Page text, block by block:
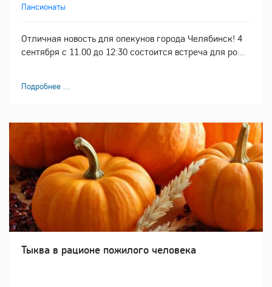
Пансионаты
Отличная новость для опекунов города Челябинск! 4
сентября с 11.00 до 12:30 состоится встреча для ро...
Подробнее ...
Тыква в рационе пожилого человека